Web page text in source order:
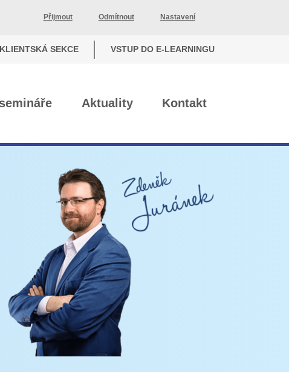
Přijmout Odmítnout Nastavení
KLIENTSKÁ SEKCE VSTUP DO E-LEARNINGU
Aktuality Kontakt